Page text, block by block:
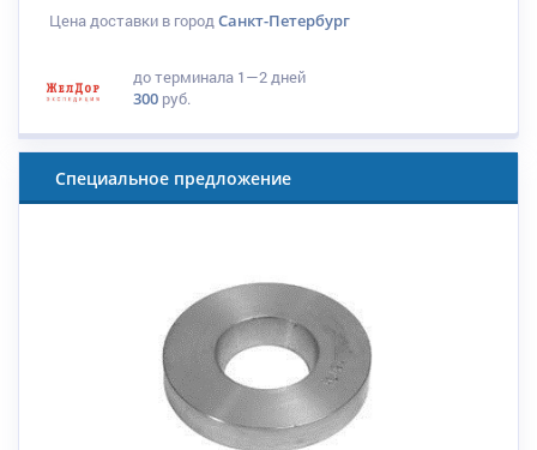
Цена доставки в городСанкт-Петербург
до терминала 1—2 дней
300 руб.
Специальное предложение